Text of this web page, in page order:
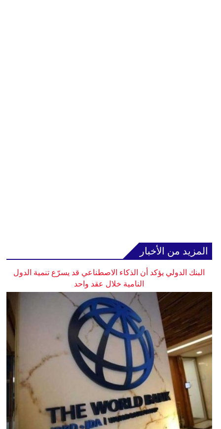
المزيد من الأخبار
البنك الدولي يؤكد أن الذكاء الاصطناعي قد يسرّع تنمية الدول
النامية خلال عقد واحد